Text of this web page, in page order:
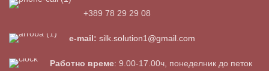
+389 78 29 29 08
e-mail: silk.solution1@gmail.com
Работно време: 9.00-17.00ч, понеделник до петок